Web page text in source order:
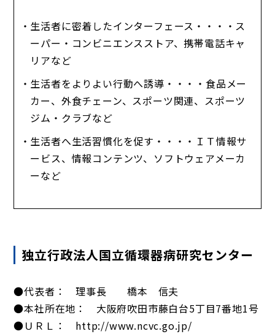
生活者に密着したインターフェース・・・・ス
ーパー・コンビニエンスストア、携帯電話キャ
リアなど
生活者をよりよい行動へ誘導・・・・食品メー
カー、外食チェーン、スポーツ関連、スポーツ
ジム・クラブなど
生活者へ生活習慣化を促す・・・・ＩＴ情報サ
ービス、情報コンテンツ、ソフトウェアメーカ
ーなど
独立行政法人国立循環器病研究センター
●代表者： 理事長 橋本 信夫
●本社所在地： 大阪府吹田市藤白台5丁目7番地1号
●ＵＲＬ： http://www.ncvc.go.jp/